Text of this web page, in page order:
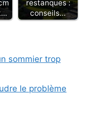
restanques :
conseils…
sommier trop
le problème